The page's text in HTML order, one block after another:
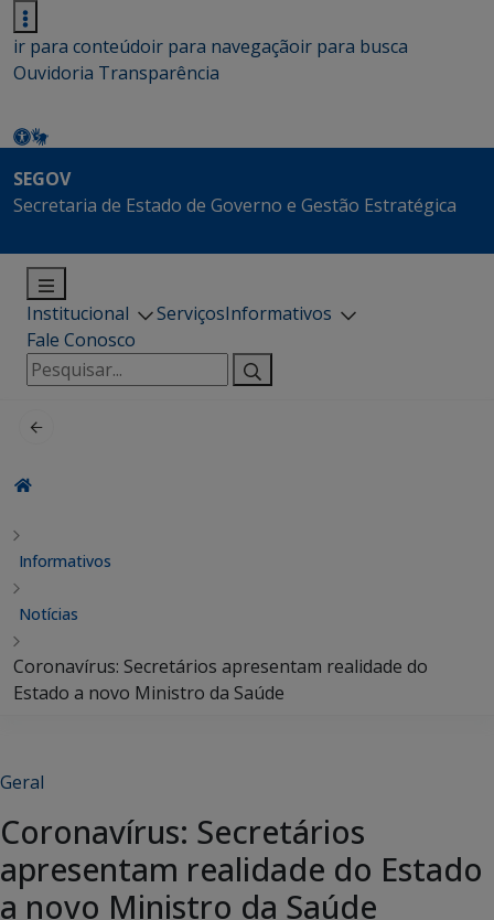
ir para conteúdoir para navegaçãoir para busca
Ouvidoria Transparência
SEGOV
Secretaria de Estado de Governo e Gestão Estratégica
Institucional ServiçosInformativos
Fale Conosco
Pesquisar
por:
Informativos
Notícias
Coronavírus: Secretários apresentam realidade do
Estado a novo Ministro da Saúde
Geral
Coronavírus: Secretários
apresentam realidade do Estado
a novo Ministro da Saúde